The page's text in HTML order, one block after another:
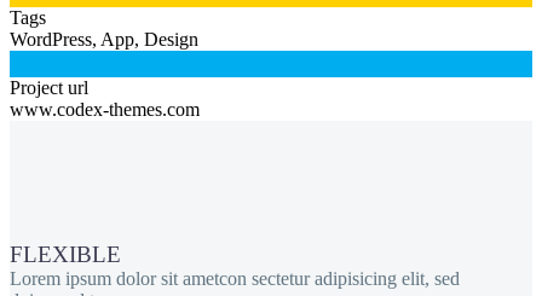
Tags
WordPress, App, Design
Project url
www.codex-themes.com
FLEXIBLE
Lorem ipsum dolor sit ametcon sectetur adipisicing elit, sed